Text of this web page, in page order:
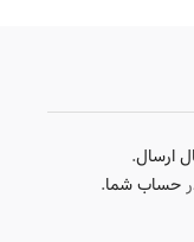
ارسال.
حساب شما.